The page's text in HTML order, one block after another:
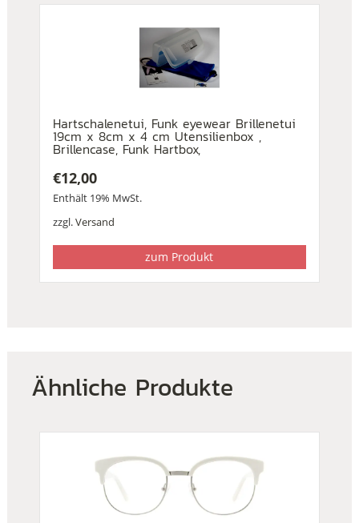
Hartschalenetui, Funk eyewear Brillenetui
19cm x 8cm x 4 cm Utensilienbox ,
Brillencase, Funk Hartbox,
€12,00
Enthält 19% MwSt.
zzgl.Versand
zum Produkt
Ähnliche Produkte